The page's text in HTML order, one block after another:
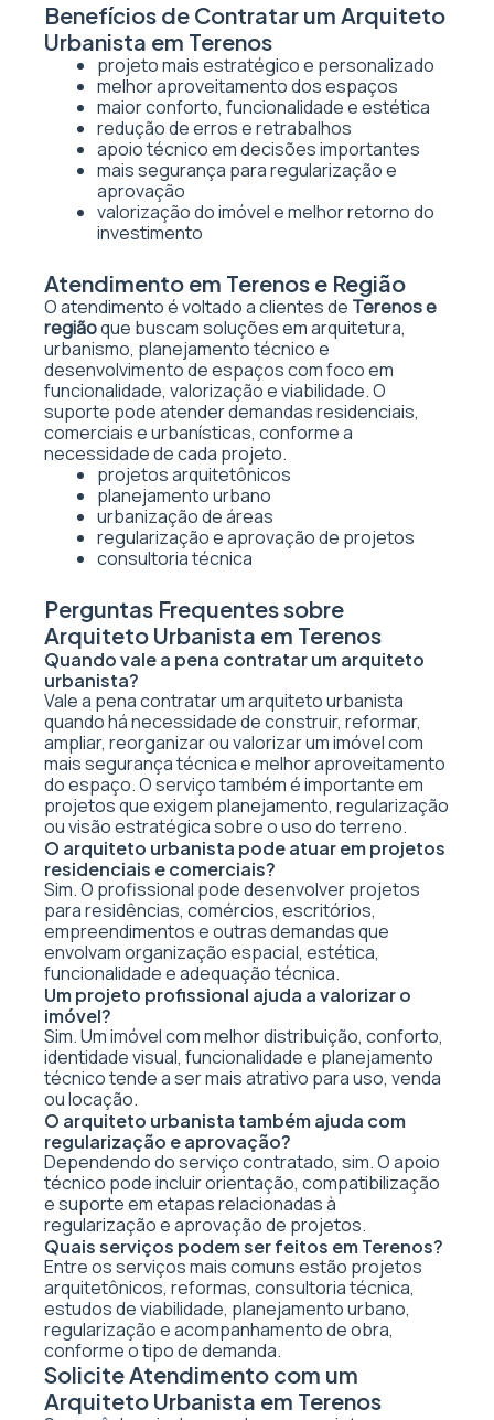
Benefícios de Contratar um Arquiteto
Urbanista em Terenos
projeto mais estratégico e personalizado
melhor aproveitamento dos espaços
maior conforto, funcionalidade e estética
redução de erros e retrabalhos
apoio técnico em decisões importantes
mais segurança para regularização e
aprovação
valorização do imóvel e melhor retorno do
investimento
Atendimento em Terenos e Região
O atendimento é voltado a clientes de Terenos e
regiãoque buscam soluções em arquitetura,
urbanismo, planejamento técnico e
desenvolvimento de espaços com foco em
funcionalidade, valorização e viabilidade. O
suporte pode atender demandas residenciais,
comerciais e urbanísticas, conforme a
necessidade de cada projeto.
projetos arquitetônicos
planejamento urbano
urbanização de áreas
regularização e aprovação de projetos
consultoria técnica
Perguntas Frequentes sobre
Arquiteto Urbanista em Terenos
Quando vale a pena contratar um arquiteto
urbanista?
Vale a pena contratar um arquiteto urbanista
quando há necessidade de construir, reformar,
ampliar, reorganizar ou valorizar um imóvel com
mais segurança técnica e melhor aproveitamento
do espaço. O serviço também é importante em
projetos que exigem planejamento, regularização
ou visão estratégica sobre o uso do terreno.
O arquiteto urbanista pode atuar em projetos
residenciais e comerciais?
Sim. O profissional pode desenvolver projetos
para residências, comércios, escritórios,
empreendimentos e outras demandas que
envolvam organização espacial, estética,
funcionalidade e adequação técnica.
Um projeto profissional ajuda a valorizar o
imóvel?
Sim. Um imóvel com melhor distribuição, conforto,
identidade visual, funcionalidade e planejamento
técnico tende a ser mais atrativo para uso, venda
ou locação.
O arquiteto urbanista também ajuda com
regularização e aprovação?
Dependendo do serviço contratado, sim. O apoio
técnico pode incluir orientação, compatibilização
e suporte em etapas relacionadas à
regularização e aprovação de projetos.
Quais serviços podem ser feitos em Terenos?
Entre os serviços mais comuns estão projetos
arquitetônicos, reformas, consultoria técnica,
estudos de viabilidade, planejamento urbano,
regularização e acompanhamento de obra,
conforme o tipo de demanda.
Solicite Atendimento com um
Arquiteto Urbanista em Terenos